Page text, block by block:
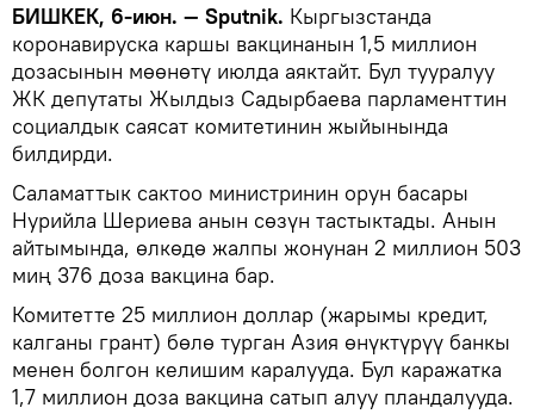
БИШКЕК, 6-июн. — Sputnik. Кыргызстанда
коронавируска каршы вакцинанын 1,5 миллион
дозасынын мөөнөтү июлда аяктайт. Бул тууралуу
ЖК депутаты Жылдыз Садырбаева парламенттин
социалдык саясат комитетинин жыйынында
билдирди.
Саламаттык сактоо министринин орун басары
Нурийла Шериева анын сөзүн тастыктады. Анын
айтымында, өлкөдө жалпы жонунан 2 миллион 503
миң 376 доза вакцина бар.
Комитетте 25 миллион доллар (жарымы кредит,
калганы грант) бөлө турган Азия өнүктүрүү банкы
менен болгон келишим каралууда. Бул каражатка
1,7 миллион доза вакцина сатып алуу пландалууда.